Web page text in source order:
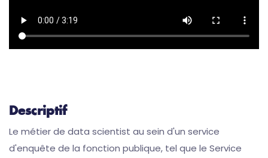
Descriptif
Le métier de data scientist au sein d'un service
d'enquête de la fonction publique, tel que le Service